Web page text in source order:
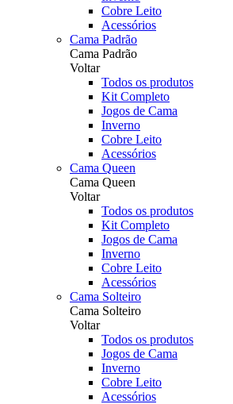
Cobre Leito
Acessórios
Cama Padrão
Cama Padrão
Voltar
Todos os produtos
Kit Completo
Jogos de Cama
Inverno
Cobre Leito
Acessórios
Cama Queen
Cama Queen
Voltar
Todos os produtos
Kit Completo
Jogos de Cama
Inverno
Cobre Leito
Acessórios
Cama Solteiro
Cama Solteiro
Voltar
Todos os produtos
Jogos de Cama
Inverno
Cobre Leito
Acessórios